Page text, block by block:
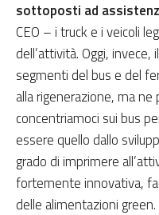
sottoposti ad
CEO – i truck e i veicoli
dell’attività. Oggi,
segmenti del bus e del
alla rigenerazione, ma
concentriamoci sui bus
essere quello dallo
grado di imprimere
fortemente innovativa,
delle alimentazioni